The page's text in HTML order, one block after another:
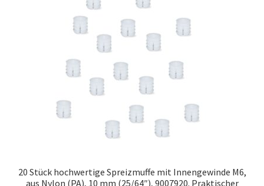
20 Stück hochwertige Spreizmuffe mit Innengewinde M6,
aus Nylon (PA), 10 mm (25/64″), 9007920. Praktischer